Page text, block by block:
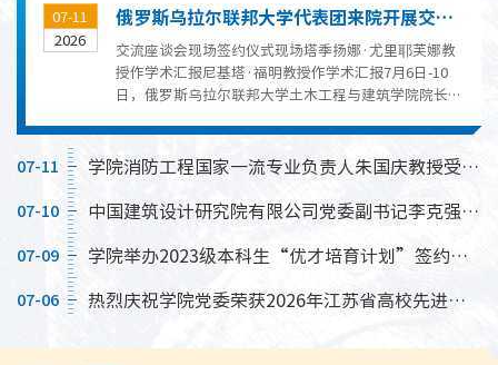
07-11
2026
俄罗斯乌拉尔联邦大学代表团来院开展交流访问
交流座谈会现场签约仪式现场​塔季扬娜·尤里耶芙娜教
授作学术汇报尼基塔·福明教授作学术汇报7月6日-10
日，俄罗斯乌拉尔联邦大学土木工程与建筑学院院长、
授维多利亚·杰梅诺娃（Victoria Demenova），俄罗
斯建设部工业项目中央研究院首席研究员、乌拉尔联邦
大学教授塔季扬娜·尤里耶芙娜（Tatiana Yuryevna）
一行来院开展交流访问，乌拉尔联邦大学土木工程与建
筑学院工程研究员、...
07-11 学院消防工程国家一流专业负责人朱国庆教授受聘为国家能源局第三届核电厂消防专家委员会副主任委员
07-10 中国建筑设计研究院有限公司党委副书记李克强一行来院调研交流
07-09 学院举办2023级本科生“优才培育计划”签约仪式
07-06 热烈庆祝学院党委荣获2026年江苏省高校先进基层党组织